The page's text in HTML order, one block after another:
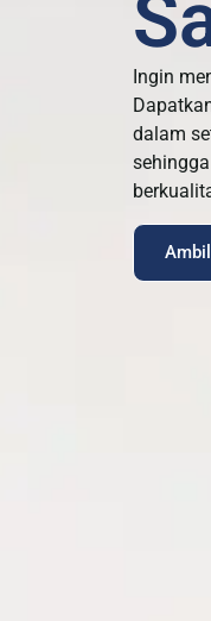
Ingin
dalam